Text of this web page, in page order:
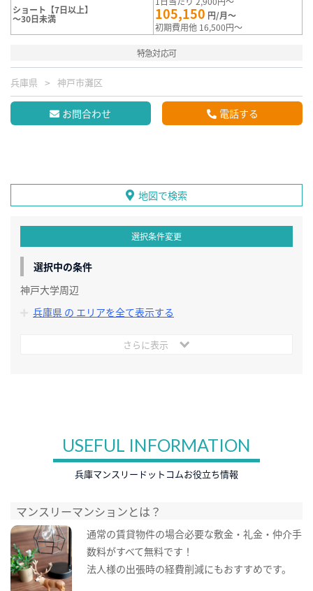
ショート【7日以上】
～30日未満 105,150 円/月～
初期費用他 16,500円～
特急対応可
兵庫県 神戸市灘区
お問合わせ 電話する
地図で検索
選択条件変更
選択中の条件
神戸大学周辺
兵庫県 の エリアを全て表示する
さらに表示
USEFUL INFORMATION
兵庫マンスリードットコムお役立ち情報
マンスリーマンションとは？
通常の賃貸物件の場合必要な敷金・礼金・仲介手
数料がすべて無料です！
法人様の出張時の経費削減にもおすすめです。